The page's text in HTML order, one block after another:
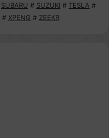
SUBARU # SUZUKI # TESLA #
# XPENG # ZEEKR